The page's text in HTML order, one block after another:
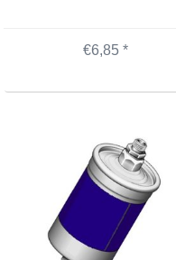
€6,85 *